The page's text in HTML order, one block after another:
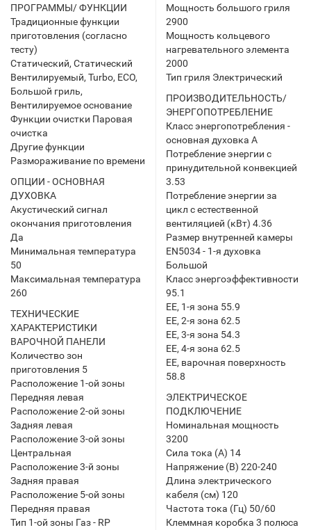
ПРОГРАММЫ/ ФУНКЦИИ
Традиционные функции
приготовления (согласно
тесту)
Статический, Статический
Вентилируемый, Turbo, ECO,
Большой гриль,
Вентилируемое основание
Функции очистки Паровая
очистка
Другие функции
Размораживание по времени
ОПЦИИ - ОСНОВНАЯ
ДУХОВКА
Акустический сигнал
окончания приготовления
Да
Минимальная температура
50
Максимальная температура
260
ТЕХНИЧЕСКИЕ
ХАРАКТЕРИСТИКИ
ВАРОЧНОЙ ПАНЕЛИ
Количество зон
приготовления 5
Расположение 1-ой зоны
Передняя левая
Расположение 2-ой зоны
Задняя левая
Расположение 3-ой зоны
Центральная
Расположение 3-й зоны
Задняя правая
Расположение 5-ой зоны
Передняя правая
Тип 1-ой зоны Газ - RP
Мощность большого гриля
2900
Мощность кольцевого
нагревательного элемента
2000
Тип гриля Электрический
ПРОИЗВОДИТЕЛЬНОСТЬ/
ЭНЕРГОПОТРЕБЛЕНИЕ
Класс энергопотребления -
основная духовка A
Потребление энергии с
принудительной конвекцией
3.53
Потребление энергии за
цикл с естественной
вентиляцией (кВт) 4.36
Размер внутренней камеры
EN5034 - 1-я духовка
Большой
Класс энергоэффективности
95.1
EE, 1-я зона 55.9
EE, 2-я зона 62.5
EE, 3-я зона 54.3
EE, 4-я зона 62.5
EE, варочная поверхность
58.8
ЭЛЕКТРИЧЕСКОЕ
ПОДКЛЮЧЕНИЕ
Номинальная мощность
3200
Сила тока (А) 14
Напряжение (В) 220-240
Длина электрического
кабеля (см) 120
Частота тока (Гц) 50/60
Клеммная коробка 3 полюса